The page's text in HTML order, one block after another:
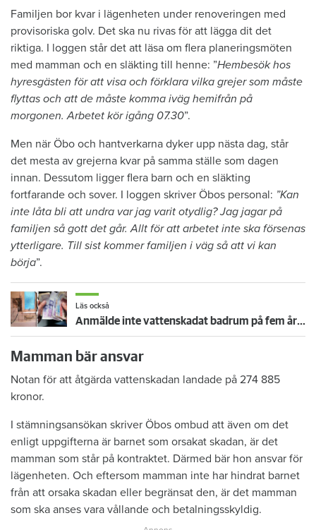
Familjen bor kvar i lägenheten under renoveringen med
provisoriska golv. Det ska nu rivas för att lägga dit det
riktiga. I loggen står det att läsa om flera planeringsmöten
med mamman och en släkting till henne: ”Hembesök hos
hyresgästen för att visa och förklara vilka grejer som måste
flyttas och att de måste komma iväg hemifrån på
morgonen. Arbetet kör igång 07.30”.
Men när Öbo och hantverkarna dyker upp nästa dag, står
det mesta av grejerna kvar på samma ställe som dagen
innan. Dessutom ligger flera barn och en släkting
fortfarande och sover. I loggen skriver Öbos personal: ”Kan
inte låta bli att undra var jag varit otydlig? Jag jagar på
familjen så gott det går. Allt för att arbetet inte ska försenas
ytterligare. Till sist kommer familjen i väg så att vi kan
börja”.
Läs också
Anmälde inte vattenskadat badrum på fem år – krävs på 125 000 kronor
Mamman bär ansvar
Notan för att åtgärda vattenskadan landade på 274 885
kronor.
I stämningsansökan skriver Öbos ombud att även om det
enligt uppgifterna är barnet som orsakat skadan, är det
mamman som står på kontraktet. Därmed bär hon ansvar för
lägenheten. Och eftersom mamman inte har hindrat barnet
från att orsaka skadan eller begränsat den, är det mamman
som ska anses vara vållande och betalningsskyldig.